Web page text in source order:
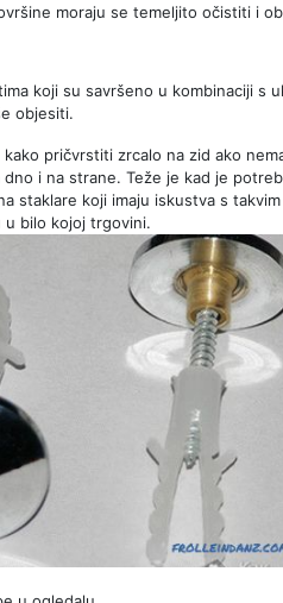
moraju se temeljito očistiti i
koji su savršeno u kombinaciji s
objesiti.
pričvrstiti zrcalo na zid ako
i na strane. Teže je kad je
staklare koji imaju iskustva s
u bilo kojoj trgovini.